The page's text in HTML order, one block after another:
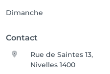
Dimanche
Contact
Rue de Saintes 13,
Nivelles 1400